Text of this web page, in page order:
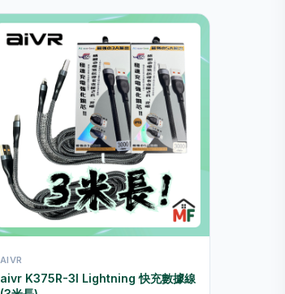
AIVR
aivr K375R-3I Lightning 快充數據線